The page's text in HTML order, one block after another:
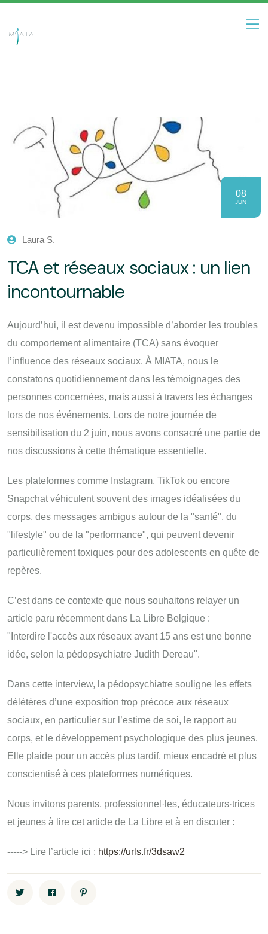
08
JUN
Laura S.
TCA et réseaux sociaux : un lien
incontournable
Aujourd’hui, il est devenu impossible d’aborder les troubles
du comportement alimentaire (TCA) sans évoquer
l’influence des réseaux sociaux. À MIATA, nous le
constatons quotidiennement dans les témoignages des
personnes concernées, mais aussi à travers les échanges
lors de nos événements. Lors de notre journée de
sensibilisation du 2 juin, nous avons consacré une partie de
nos discussions à cette thématique essentielle.
Les plateformes comme Instagram, TikTok ou encore
Snapchat véhiculent souvent des images idéalisées du
corps, des messages ambigus autour de la "santé", du
"lifestyle" ou de la "performance", qui peuvent devenir
particulièrement toxiques pour des adolescents en quête de
repères.
C’est dans ce contexte que nous souhaitons relayer un
article paru récemment dans La Libre Belgique :
"Interdire l'accès aux réseaux avant 15 ans est une bonne
idée, selon la pédopsychiatre Judith Dereau".
Dans cette interview, la pédopsychiatre souligne les effets
délétères d’une exposition trop précoce aux réseaux
sociaux, en particulier sur l’estime de soi, le rapport au
corps, et le développement psychologique des plus jeunes.
Elle plaide pour un accès plus tardif, mieux encadré et plus
conscientisé à ces plateformes numériques.
Nous invitons parents, professionnel·les, éducateurs·trices
et jeunes à lire cet article de La Libre et à en discuter :
-----> Lire l’article ici : https://urls.fr/3dsaw2